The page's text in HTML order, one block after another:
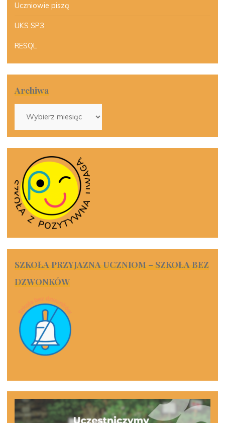
Uczniowie piszą
UKS SP3
RESQL
Archiwa
SZKOŁA PRZYJAZNA UCZNIOM – SZKOŁA BEZ
DZWONKÓW